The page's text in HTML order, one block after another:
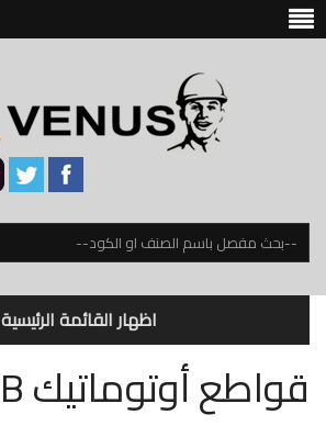
اظهار القائمة الرئيسية
قواطع أوتوماتيك MCCB